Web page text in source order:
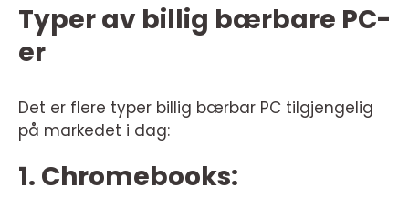
Typer av billig bærbare PC-
er
Det er flere typer billig bærbar PC tilgjengelig
på markedet i dag:
1. Chromebooks: